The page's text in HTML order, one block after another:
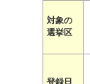
対象の
選挙区
登録日